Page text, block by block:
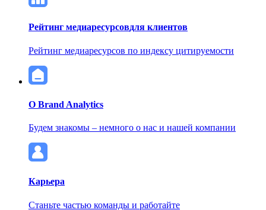
Рейтинг медиаресурсовдля клиентов
Рейтинг медиаресурсов по индексу цитируемости
О Brand Analytics
Будем знакомы – немного о нас и нашей компании
Карьера
Станьте частью команды и работайте